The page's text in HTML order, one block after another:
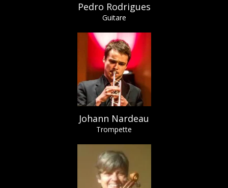
Pedro Rodrigues
Guitare
Johann Nardeau
Trompette